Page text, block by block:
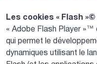
Les cookies « Flash
« Adobe Flash Player
qui permet le
dynamiques utilisant le